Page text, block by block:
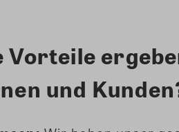
Vorteile
und